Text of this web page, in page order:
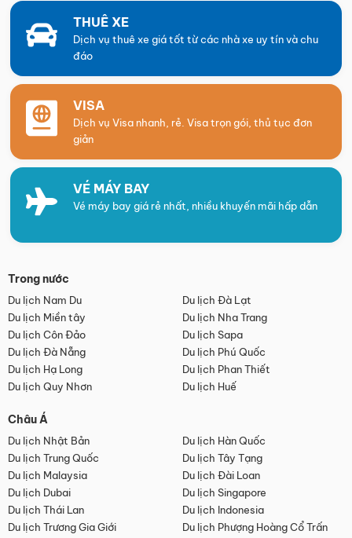
THUÊ XE
Dịch vụ thuê xe giá tốt từ các nhà xe uy tín và chu
đáo
VISA
Dịch vụ Visa nhanh, rẻ. Visa trọn gói, thủ tục đơn
giản
VÉ MÁY BAY
Vé máy bay giá rẻ nhất, nhiều khuyến mãi hấp dẫn
Trong nước
Du lịch Nam Du
Du lịch Đà Lạt
Du lịch Miền tây
Du lịch Nha Trang
Du lịch Côn Đảo
Du lịch Sapa
Du lịch Đà Nẵng
Du lịch Phú Quốc
Du lịch Hạ Long
Du lịch Phan Thiết
Du lịch Quy Nhơn
Du lịch Huế
Châu Á
Du lịch Nhật Bản
Du lịch Hàn Quốc
Du lịch Trung Quốc
Du lịch Tây Tạng
Du lịch Malaysia
Du lịch Đài Loan
Du lịch Dubai
Du lịch Singapore
Du lịch Thái Lan
Du lịch Indonesia
Du lịch Trương Gia Giới
Du lịch Phượng Hoàng Cổ Trấn